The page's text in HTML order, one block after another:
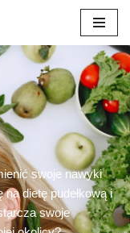
swoje nawyki
dietę pudełkową i
swoje